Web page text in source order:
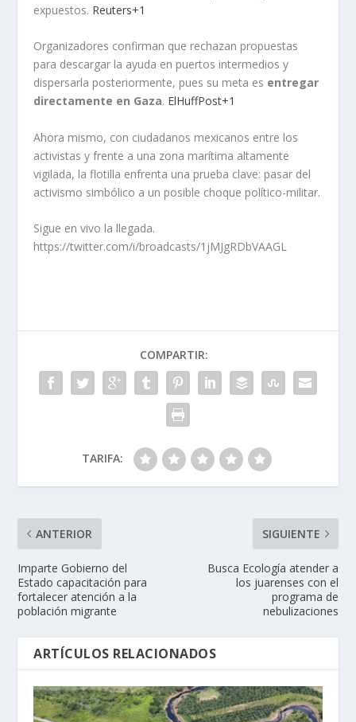
expuestos. Reuters+1
Organizadores confirman que rechazan propuestas
para descargar la ayuda en puertos intermedios y
dispersarla posteriormente, pues su meta es entregar
directamente en Gaza. ElHuffPost+1
Ahora mismo, con ciudadanos mexicanos entre los
activistas y frente a una zona marítima altamente
vigilada, la flotilla enfrenta una prueba clave: pasar del
activismo simbólico a un posible choque político-militar.
Sigue en vivo la llegada.
https://twitter.com/i/broadcasts/1jMJgRDbVAAGL
COMPARTIR:
TARIFA:
ANTERIOR
Imparte Gobierno del
Estado capacitación para
fortalecer atención a la
población migrante
SIGUIENTE
Busca Ecología atender a
los juarenses con el
programa de
nebulizaciones
ARTÍCULOS RELACIONADOS